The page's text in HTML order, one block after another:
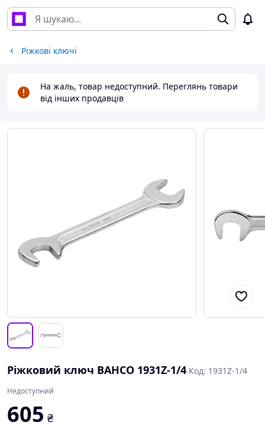
Ріжкові ключі
На жаль, товар недоступний. Переглянь товари
від інших продавців
Ріжковий ключ BAHCO 1931Z-1/4 Код: 1931Z-1/4
Недоступний
605 ₴